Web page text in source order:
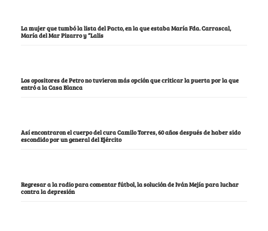
La mujer que tumbó la lista del Pacto, en la que estaba María Fda. Carrascal,
María del Mar Pizarro y “Lalis
Los opositores de Petro no tuvieron más opción que criticar la puerta por la que
entró a la Casa Blanca
Así encontraron el cuerpo del cura Camilo Torres, 60 años después de haber sido
escondido por un general del Ejército
Regresar a la radio para comentar fútbol, la solución de Iván Mejía para luchar
contra la depresión